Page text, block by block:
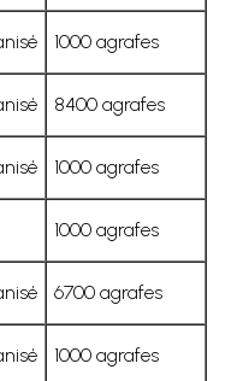
1000 agrafes
8400 agrafes
1000 agrafes
1000 agrafes
6700 agrafes
1000 agrafes